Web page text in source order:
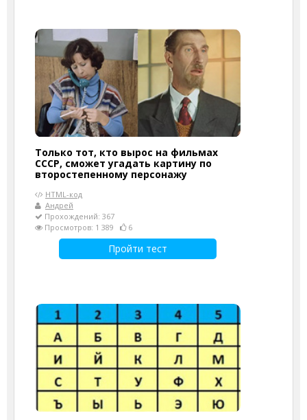
Только тот, кто вырос на фильмах
СССР, сможет угадать картину по
второстепенному персонажу
HTML-код
Андрей
Прохождений: 367
Просмотров: 1 389
6
Пройти тест